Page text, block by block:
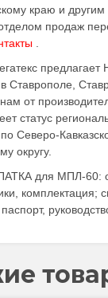
краю и другим
продаж
Ставрополе,
от
статус
Северо-
округу.
для МПЛ-60:
комплектация;